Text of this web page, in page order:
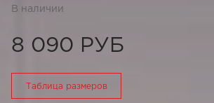
В наличии
8 090 РУБ
Таблица размеров